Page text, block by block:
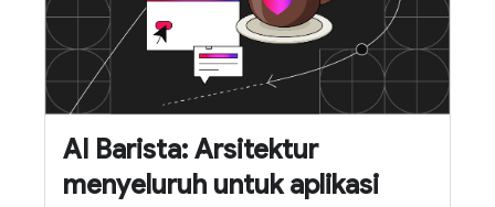
AI Barista: Arsitektur
menyeluruh untuk aplikasi